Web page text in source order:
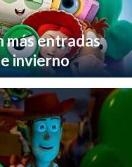
más entradas
invierno